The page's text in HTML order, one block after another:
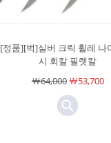
[정품][벅]실버 크릭 휠레 나
시 회칼 필렛칼
￦64,000￦53,700